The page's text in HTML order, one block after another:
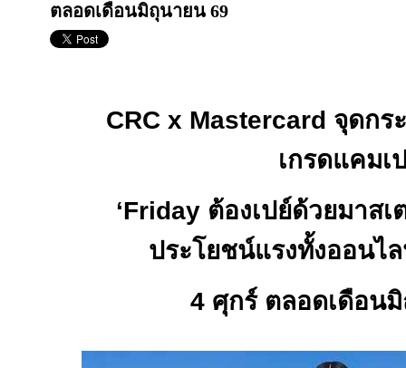
ตลอดเดือนมิถุนายน 69
CRC x Mastercard จุดกร
เกรดแคมเ
‘Friday ต้องเปย์ด้วยมาสเ
ประโยชน์แรงทั้งออนไ
4 ศุกร์ ตลอดเดือน